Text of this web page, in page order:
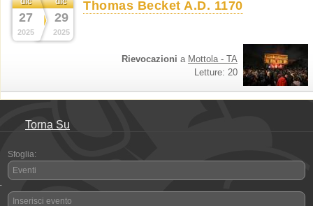
27
2025
29
2025
Thomas Becket A.D. 1170
Rievocazioni a Mottola - TA
Letture: 20
Torna Su
Sfoglia:
Eventi
-
Inserisci evento